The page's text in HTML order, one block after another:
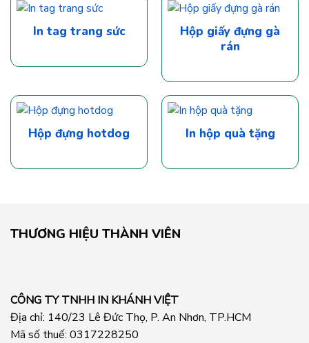
In tag trang sức
Hộp giấy đựng gà
rán
Hộp đựng hotdog In hộp quà tặng
THƯƠNG HIỆU THÀNH VIÊN
CÔNG TY TNHH IN KHÁNH VIỆT
Địa chỉ: 140/23 Lê Đức Thọ, P. An Nhơn, TP.HCM
Mã số thuế: 0317228250